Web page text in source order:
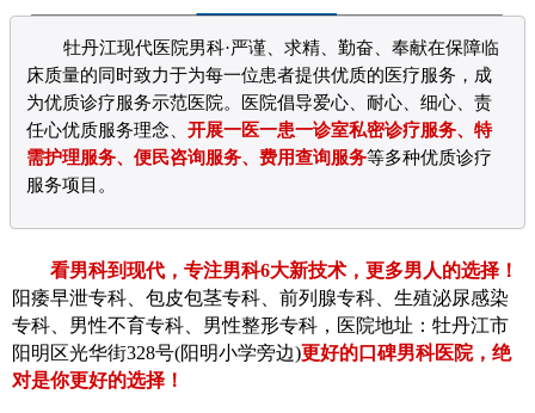
牡丹江现代医院男科·严谨、求精、勤奋、奉献在保障临
床质量的同时致力于为每一位患者提供优质的医疗服务，成
为优质诊疗服务示范医院。医院倡导爱心、耐心、细心、责
任心优质服务理念、开展一医一患一诊室私密诊疗服务、特
需护理服务、便民咨询服务、费用查询服务等多种优质诊疗
服务项目。
看男科到现代，专注男科6大新技术，更多男人的选择！
阳痿早泄专科、包皮包茎专科、前列腺专科、生殖泌尿感染
专科、男性不育专科、男性整形专科，医院地址：牡丹江市
阳明区光华街328号(阳明小学旁边)更好的口碑男科医院，绝
对是你更好的选择！